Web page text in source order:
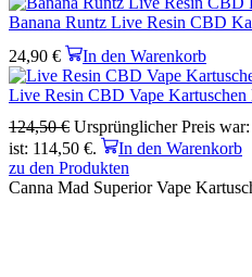
Banana Runtz Live Resin CBD
24,90 € In den Warenkorb
Live Resin CBD Vape Kartuschen
124,50€ Ursprünglicher Preis
ist: 114,50 €.
In den Warenkorb
zu den Produkten
Canna Mad Superior Vape